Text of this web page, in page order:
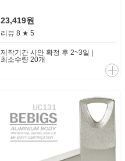
23,419원
리뷰 8 ★ 5
제작기간 시안 확정 후 2~3일 |
최소수량 20개